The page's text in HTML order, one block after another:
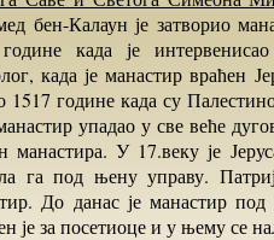
бен-Калаун је затворио
када је
када је манастир враћен
1517 године када су
упадао у све веће
манастира. У 17.веку је
га под њену управу.
До данас је манастир под
је за посетиоце и у њему се